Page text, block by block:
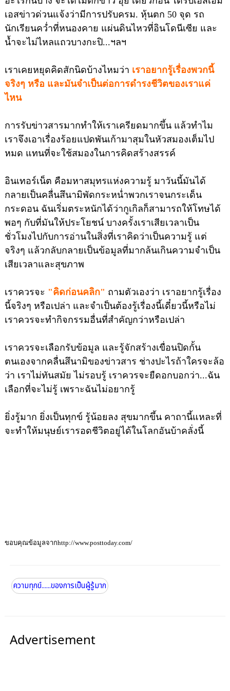
เอสข่าวด่วนแจ้งว่ามีการปรับครม. หุ้นตก 50 จุด รถ
นักเรียนคว่ำที่หนองคาย แผ่นดินไหวที่อินโดนีเซีย และ
น้ำจะไม่ไหลแถวบางกะปิ...ฯลฯ
เราเคยหยุดคิดสักนิดบ้างไหมว่า เราอยากรู้เรื่องพวกนี้
จริงๆ หรือ และมันจำเป็นต่อการดำรงชีวิตของเราแค่
ไหน
การรับข่าวสารมากทำให้เราเครียดมากขึ้น แล้วทำไม
เราจึงเอาเรื่องร้อยแปดพันเก้ามาสุมในหัวสมองเต็มไป
หมด แทนที่จะใช้สมองในการคิดสร้างสรรค์
อินเทอร์เน็ต คือมหาสมุทรแห่งความรู้ มาวันนี้มันได้
กลายเป็นคลื่นสึนามิพัดกระหน่ำพวกเราจนกระเด็น
กระดอน ฉันเริ่มตระหนักได้ว่ากูเกิลก็สามารถให้โทษได้
พอๆ กับที่มันให้ประโยชน์ บางครั้งเราเสียเวลาเป็น
ชั่วโมงไปกับการอ่านในสิ่งที่เราคิดว่าเป็นความรู้ แต่
จริงๆ แล้วกลับกลายเป็นข้อมูลที่มากล้นเกินความจำเป็น
เสียเวลาและสุขภาพ
เราควรจะ "คิดก่อนคลิก" ถามตัวเองว่า เราอยากรู้เรื่อง
นี้จริงๆ หรือเปล่า และจำเป็นต้องรู้เรื่องนี้เดี๋ยวนี้หรือไม่
เราควรจะทำกิจกรรมอื่นที่สำคัญกว่าหรือเปล่า
เราควรจะเลือกรับข้อมูล และรู้จักสร้างเขื่อนปิดกั้น
ตนเองจากคลื่นสึนามิของข่าวสาร ช่างปะไรถ้าใครจะล้อ
ว่า เราไม่ทันสมัย ไม่รอบรู้ เราควรจะยืดอกบอกว่า...ฉัน
เลือกที่จะไม่รู้ เพราะฉันไม่อยากรู้
ยิ่งรู้มาก ยิ่งเป็นทุกข์ รู้น้อยลง สุขมากขึ้น คาถานี้แหละที่
จะทำให้มนุษย์เรารอดชีวิตอยู่ได้ในโลกอันบ้าคลั่งนี้
ขอบคุณข้อมูลจากhttp://www.posttoday.com/
ความทุกข์......ของการเป็นผู้รู้มาก
Advertisement